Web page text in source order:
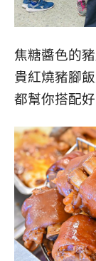
焦糖醬色的
貴紅燒豬腳
都幫你搭配